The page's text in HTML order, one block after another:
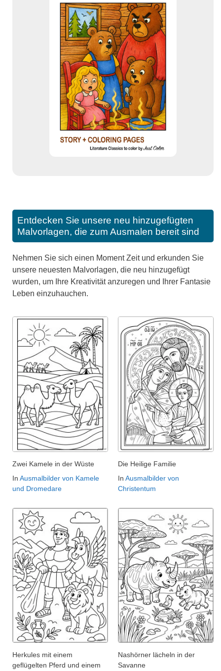
Entdecken Sie unsere neu hinzugefügten
Malvorlagen, die zum Ausmalen bereit sind
Nehmen Sie sich einen Moment Zeit und erkunden Sie
unsere neuesten Malvorlagen, die neu hinzugefügt
wurden, um Ihre Kreativität anzuregen und Ihrer Fantasie
Leben einzuhauchen.
Zwei Kamele in der Wüste
In Ausmalbilder von Kamele
und Dromedare
Die Heilige Familie
In Ausmalbilder von
Christentum
Herkules mit einem
geflügelten Pferd und einem
Nashörner lächeln in der
Savanne